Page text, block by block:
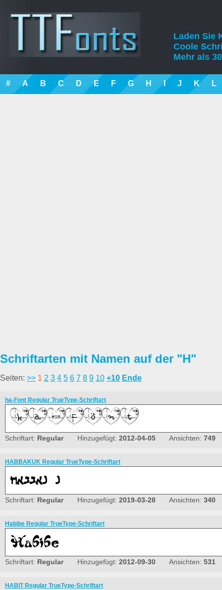
Laden Sie
Coole
Mehr als
# A B C D E F G H I J K L
Schriftarten mit Namen auf der "H"
Seiten: >> 1 2 3 4 5 6 7 8 9 10 +10 Ende
ha-Font Regular TrueType-Schriftart
Schriftart: RegularHinzugefügt: 2012-04-05 Ansichten: 749
HABBAKUK Regular TrueType-Schriftart
Schriftart: RegularHinzugefügt: 2019-03-28 Ansichten: 340
Habibe Regular TrueType-Schriftart
Schriftart: RegularHinzugefügt: 2012-09-30 Ansichten: 531
HABIT Regular TrueType-Schriftart